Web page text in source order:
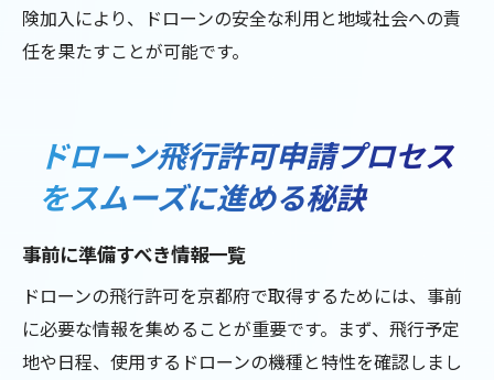
険加入により、ドローンの安全な利用と地域社会への責
任を果たすことが可能です。
ドローン飛行許可申請プロセス
をスムーズに進める秘訣
事前に準備すべき情報一覧
ドローンの飛行許可を京都府で取得するためには、事前
に必要な情報を集めることが重要です。まず、飛行予定
地や日程、使用するドローンの機種と特性を確認しまし